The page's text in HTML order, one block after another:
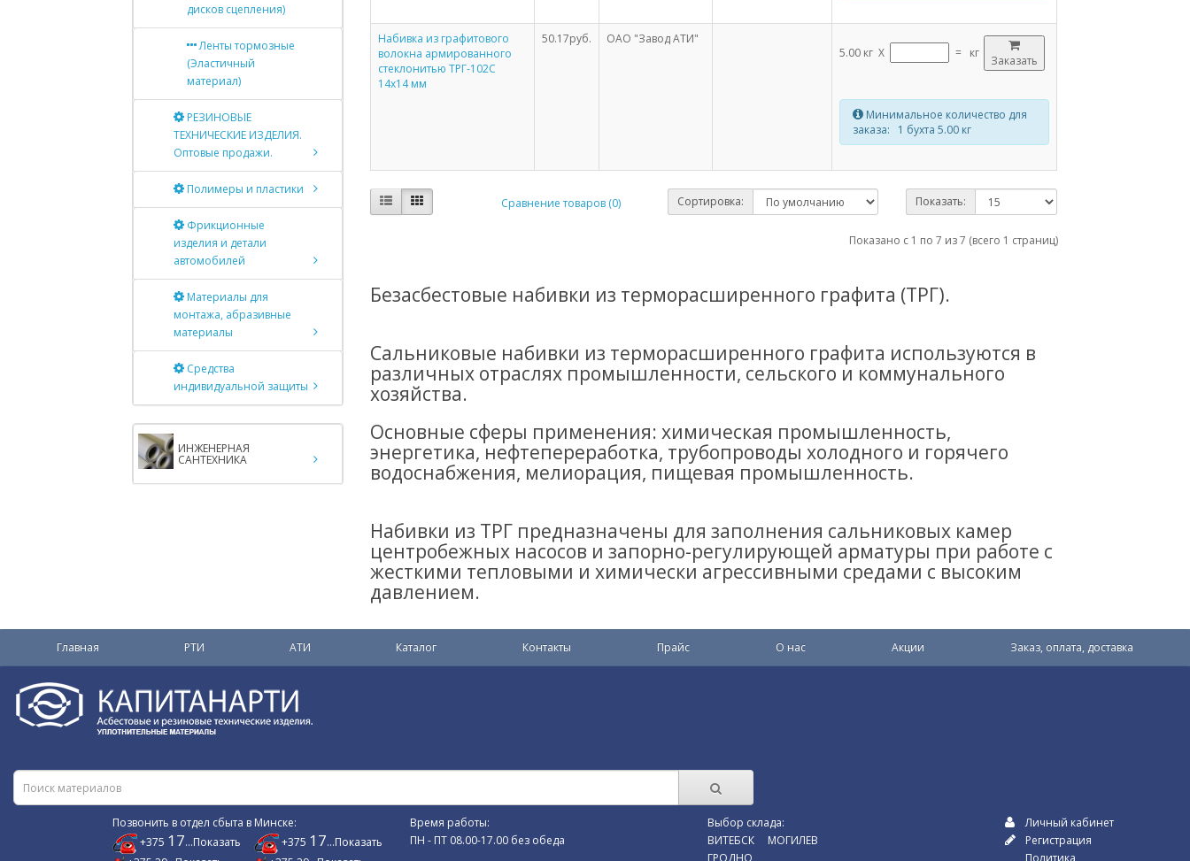
дисков сцепления)
Ленты тормозные
(Эластичный
материал)
РЕЗИНОВЫЕ
ТЕХНИЧЕСКИЕ ИЗДЕЛИЯ.
Оптовые продажи.
Полимеры и пластики
Фрикционные
изделия и детали
автомобилей
Материалы для
монтажа, абразивные
материалы
Средства
индивидуальной защиты
ИНЖЕНЕРНАЯ
САНТЕХНИКА
Набивка из графитового
волокна армированного
стеклонитью ТРГ-102С
14х14 мм
50.17руб.
ОАО "Завод АТИ"
5.00 кг X
= кг
Заказать
Минимальное количество для
заказа: 1 бухта 5.00 кг
Сравнение товаров (0) Сортировка: Показать:
Показано с 1 по 7 из 7 (всего 1 страниц)
Безасбестовые набивки из терморасширенного графита (ТРГ).
Сальниковые набивки из терморасширенного графита используются в
различных отраслях промышленности, сельского и коммунального
хозяйства.
Основные сферы применения: химическая промышленность,
энергетика, нефтепереработка, трубопроводы холодного и горячего
водоснабжения, мелиорация, пищевая промышленность.
Набивки из ТРГ предназначены для заполнения сальниковых камер
центробежных насосов и запорно-регулирующей арматуры при работе с
жесткими тепловыми и химически агрессивными средами с высоким
давлением.
Главная РТИ АТИ Каталог Контакты Прайс О нас Акции Заказ, оплата, доставка
Позвонить в отдел сбыта в Минске:
+375 17...Показать
+375 17...Показать
Время работы:
ПН - ПТ 08.00-17.00 без обеда
Выбор склада:
ВИТЕБСК
МОГИЛЕВ
Личный кабинет
Регистрация